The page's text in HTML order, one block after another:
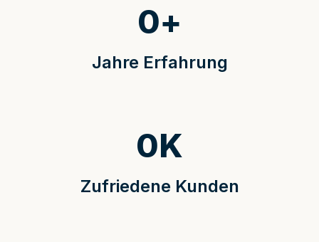
Jahre Erfahrung
0+
Zufriedene Kunden
0K